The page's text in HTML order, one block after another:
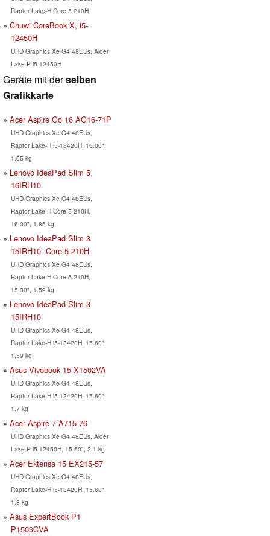
Raptor Lake-H Core 5 210H
Chuwi CoreBook X, i5-
12450H
UHD Graphics Xe G4 48EUs, Alder
Lake-P i5-12450H
Geräte mit derselben
Grafikkarte
Acer Aspire Go 16 AG16-71P
UHD Graphics Xe G4 48EUs,
Raptor Lake-H i5-13420H, 16.00",
1.65 kg
Lenovo IdeaPad Slim 5
16IRH10
UHD Graphics Xe G4 48EUs,
Raptor Lake-H Core 5 210H,
16.00", 1.85 kg
Lenovo IdeaPad Slim 3
15IRH10, Core 5 210H
UHD Graphics Xe G4 48EUs,
Raptor Lake-H Core 5 210H,
15.30", 1.59 kg
Lenovo IdeaPad Slim 3
15IRH10
UHD Graphics Xe G4 48EUs,
Raptor Lake-H i5-13420H, 15.60",
1.59 kg
Asus Vivobook 15 X1502VA
UHD Graphics Xe G4 48EUs,
Raptor Lake-H i5-13420H, 15.60",
1.7 kg
Acer Aspire 7 A715-76
UHD Graphics Xe G4 48EUs, Alder
Lake-P i5-12450H, 15.60", 2.1 kg
Acer Extensa 15 EX215-57
UHD Graphics Xe G4 48EUs,
Raptor Lake-H i5-13420H, 15.60",
1.8 kg
Asus ExpertBook P1
P1503CVA